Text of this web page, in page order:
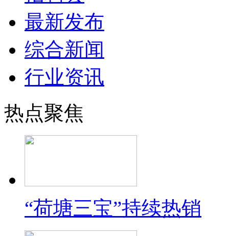
最新发布
综合新闻
行业资讯
热点聚焦
“荷塘三宝”持续热销